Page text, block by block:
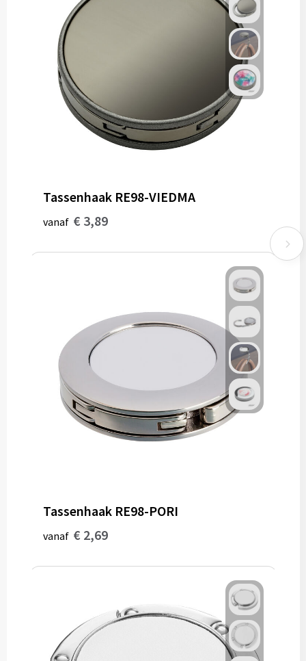
Tassenhaak RE98-VIEDMA
vanaf € 3,89
Tassenhaak RE98-PORI
vanaf € 2,69